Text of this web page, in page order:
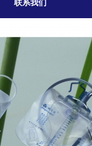
联系我们